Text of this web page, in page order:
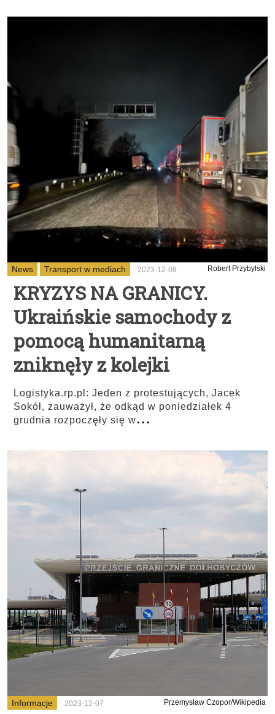
News Transport w mediach 2023-12-08 Robert Przybylski
KRYZYS NA GRANICY.
Ukraińskie samochody z
pomocą humanitarną
zniknęły z kolejki
Logistyka.rp.pl: Jeden z protestujących, Jacek
Sokół, zauważył, że odkąd w poniedziałek 4
grudnia rozpoczęły się w...
Informacje 2023-12-07 Przemysław Czopor/Wikipedia